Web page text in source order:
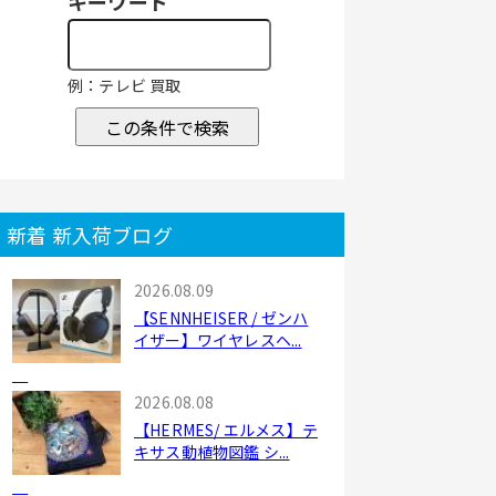
例：テレビ 買取
この条件で検索
新着 新入荷ブログ
2026.08.09
【SENNHEISER / ゼンハ
イザー】ワイヤレスヘ...
2026.08.08
【HERMES/ エルメス】テ
キサス動植物図鑑 シ...